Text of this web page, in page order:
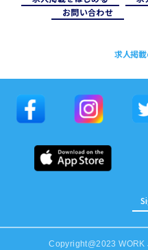
お問い合わせ
求人掲
Copyright@2023 WORK